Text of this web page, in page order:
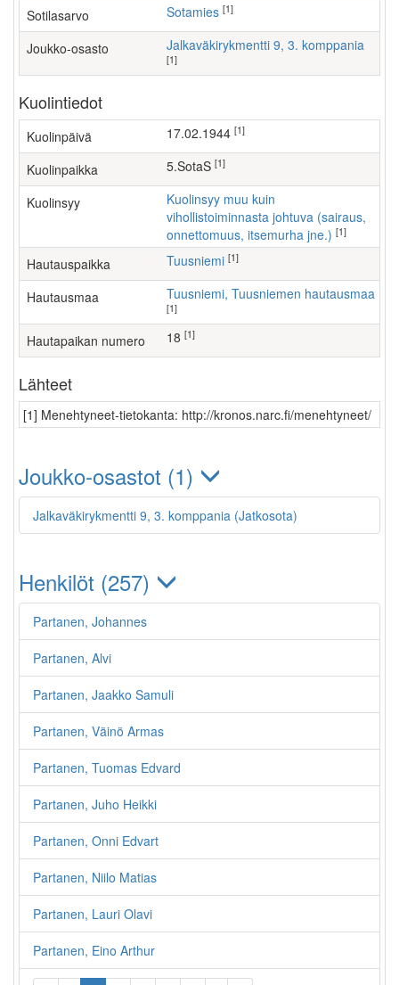
Sotilasarvo Sotamies [1]
Joukko-osasto Jalkaväkirykmentti 9, 3. komppania
[1]
Kuolintiedot
Kuolinpäivä 17.02.1944 [1]
Kuolinpaikka 5.SotaS [1]
Kuolinsyy
Kuolinsyy muu kuin
vihollistoiminnasta johtuva (sairaus,
onnettomuus, itsemurha jne.) [1]
Hautauspaikka Tuusniemi [1]
Hautausmaa Tuusniemi, Tuusniemen hautausmaa
[1]
Hautapaikan numero 18 [1]
Lähteet
[1] Menehtyneet-tietokanta: http://kronos.narc.fi/menehtyneet/
Joukko-osastot (1)
Jalkaväkirykmentti 9, 3. komppania (Jatkosota)
Henkilöt (257)
Partanen, Johannes
Partanen, Alvi
Partanen, Jaakko Samuli
Partanen, Väinö Armas
Partanen, Tuomas Edvard
Partanen, Juho Heikki
Partanen, Onni Edvart
Partanen, Niilo Matias
Partanen, Lauri Olavi
Partanen, Eino Arthur